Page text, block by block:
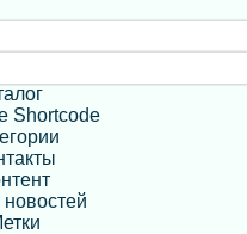
Shortcode